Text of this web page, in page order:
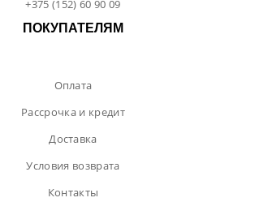
+375 (152) 60 90 09
ПОКУПАТЕЛЯМ
Оплата
Рассрочка и кредит
Доставка
Условия возврата
Контакты